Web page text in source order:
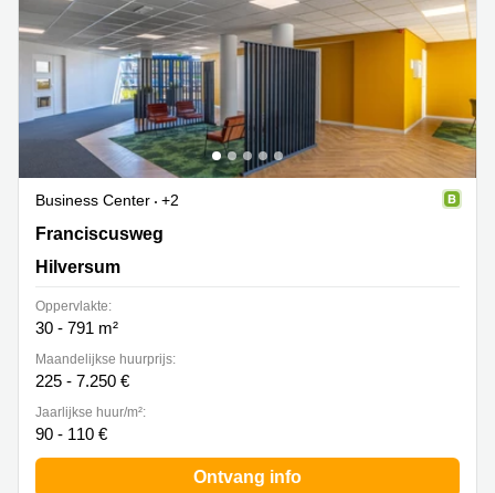
Business Center
+2
Franciscusweg 219, Hilversum
Franciscusweg
Hilversum
Oppervlakte:
30 - 791 m²
Maandelijkse huurprijs:
225 - 7.250 €
Jaarlijkse huur/m²:
90 - 110 €
Ontvang info